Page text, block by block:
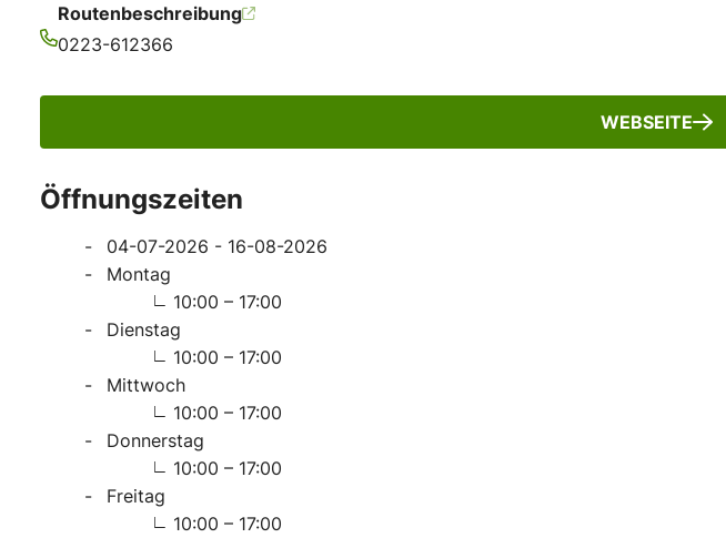
Routenbeschreibung
0223-612366
WEBSEITE
Öffnungszeiten
04-07-2026 - 16-08-2026
Montag
10:00 – 17:00
Dienstag
10:00 – 17:00
Mittwoch
10:00 – 17:00
Donnerstag
10:00 – 17:00
Freitag
10:00 – 17:00